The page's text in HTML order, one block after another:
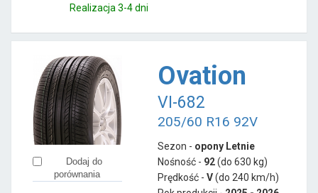
Realizacja 3-4 dni
Dodaj do
porównania
Ovation
VI-682
205/60 R16 92V
Sezon - opony Letnie
Nośność - 92(do 630 kg)
Prędkość - V(do 240 km/h)